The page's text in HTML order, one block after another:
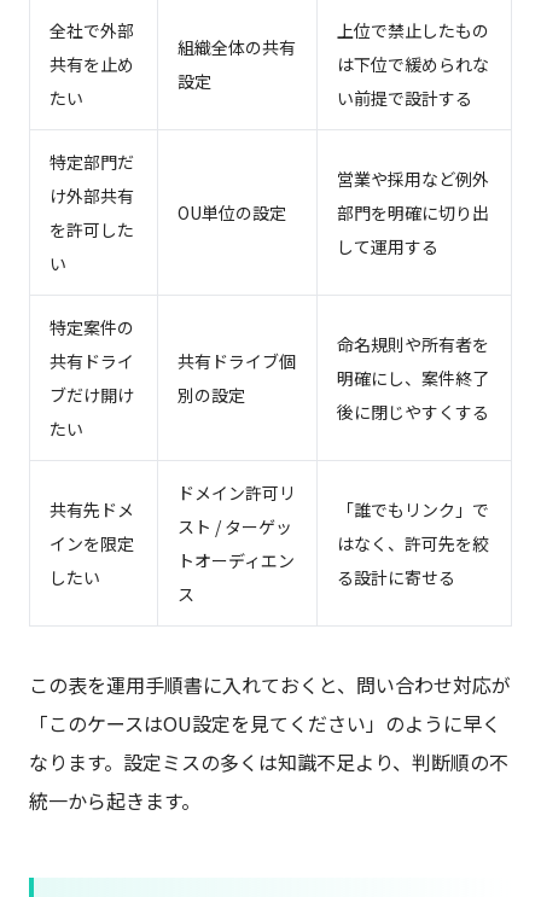
全社で外部
共有を止め
たい
組織全体の共有
設定
上位で禁止したもの
は下位で緩められな
い前提で設計する
特定部門だ
け外部共有
を許可した
い
OU単位の設定
営業や採用など例外
部門を明確に切り出
して運用する
特定案件の
共有ドライ
ブだけ開け
たい
共有ドライブ個
別の設定
命名規則や所有者を
明確にし、案件終了
後に閉じやすくする
共有先ドメ
インを限定
したい
ドメイン許可リ
スト / ターゲッ
トオーディエン
ス
「誰でもリンク」で
はなく、許可先を絞
る設計に寄せる
この表を運用手順書に入れておくと、問い合わせ対応が
「このケースはOU設定を見てください」のように早く
なります。設定ミスの多くは知識不足より、判断順の不
統一から起きます。